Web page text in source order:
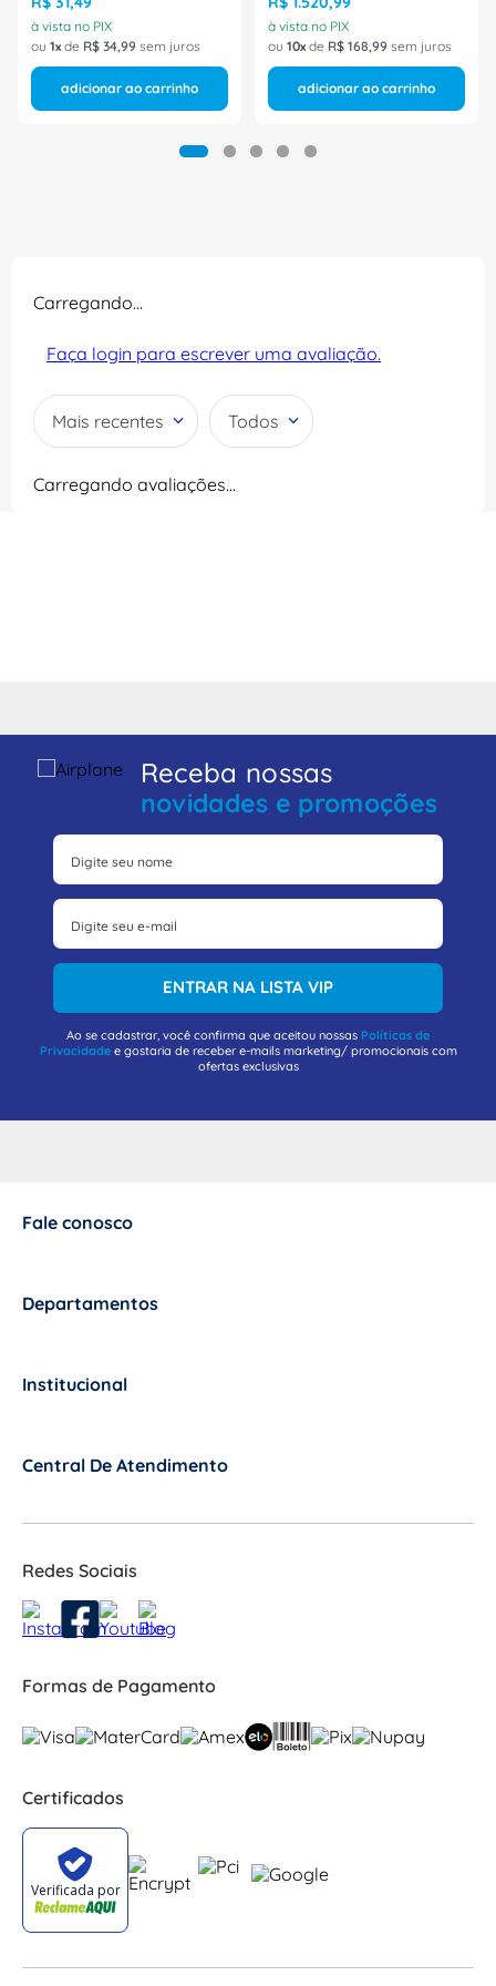
à vista no PIX
ou 1 de R$ 34,99 sem juros
adicionar ao carrinho
à vista no PIX
ou 10 de R$ 168,99 sem juros
adicionar ao carrinho
Carregando…
Faça login para escrever uma avaliação.
Mais recentes Todos
Carregando avaliações…
Receba nossas
novidades e promoções
ENTRAR NA LISTA VIP
Ao se cadastrar, você confirma que aceitou nossas Políticas de
Privacidadee gostaria de receber e-mails marketing/ promocionais com
ofertas exclusivas
Fale conosco
Departamentos
Institucional
Central De Atendimento
Redes Sociais
Formas de Pagamento
Certificados